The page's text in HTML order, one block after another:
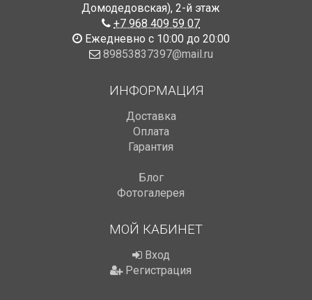
Домодедовская), 2-й этаж
+7 968 409 59 07
Ежедневно с 10:00 до 20:00
89853837397@mail.ru
ИНФОРМАЦИЯ
Доставка
Оплата
Гарантия
Блог
Фотогалерея
МОЙ КАБИНЕТ
Вход
Регистрация